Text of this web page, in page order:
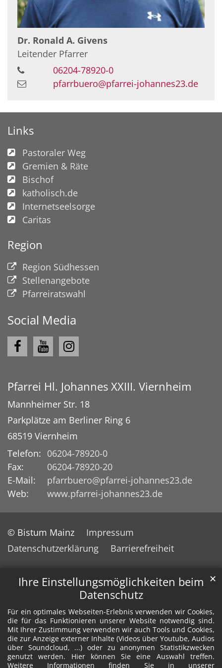
Ihre Einstellungsmöglichkeiten beim
Datenschutz
Für ein optimales Webseiten-Erlebnis verwenden wir Cookies,
die für das Funktionieren unserer Website notwendig sind.
Mit Ihrer Zustimmung verwenden wir auch Tools und Cookies,
die zur Anzeige externer Inhalte (Videos über Youtube, Audios
über Soundcloud, ...) oder zu anonymen Statistikzwecken
genutzt werden. Hier können Sie eine Auswahl treffen.
Weitere Informationen finden Sie in unserer
✕
Dr. Ronald A. Givens
Leitender Pfarrer
06204-78920-0
pfarrbuero@pfarrei-johannes23.de
Links
Pastoraler Weg
Gremien & Räte
Bischof
katholisch.de
Internetseelsorge
Caritas
Region
Region Südhessen
Stellenangebote
Pfarreiratswahl
Social Media
Pfarrei Hl. Johannes XXIII. Viernheim
Mannheimer Str. 18
Parkplätze am Berliner Ring 6
68519 Viernheim
Telefon: 06204-78920-0
Fax:
06204-78920-20
E-Mail:
pfarrbuero@pfarrei-johannes23.de
Web:
www.pfarrei-johannes23.de
© Bistum Mainz
Impressum
Datenschutzerklärung
Barrierefreiheit